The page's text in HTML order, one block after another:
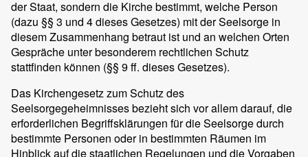
der Staat, sondern die Kirche bestimmt, welche Person
(dazu §§ 3 und 4 dieses Gesetzes) mit der Seelsorge in
diesem Zusammenhang betraut ist und an welchen Orten
Gespräche unter besonderem rechtlichen Schutz
stattfinden können (§§ 9 ff. dieses Gesetzes).
Das Kirchengesetz zum Schutz des
Seelsorgegeheimnisses bezieht sich vor allem darauf, die
erforderlichen Begriffsklärungen für die Seelsorge durch
bestimmte Personen oder in bestimmten Räumen im
Hinblick auf die staatlichen Regelungen und die Vorgaben